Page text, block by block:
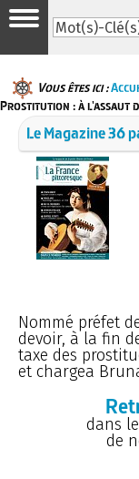
Vous êtes ici :
Prostitution : à l'assaut
Le Magazine 36
Nommé préfet
devoir, à la fin
taxe des
et chargea
dans le
de